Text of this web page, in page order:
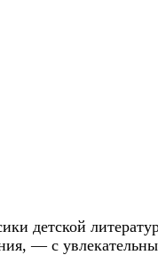
детской
— с